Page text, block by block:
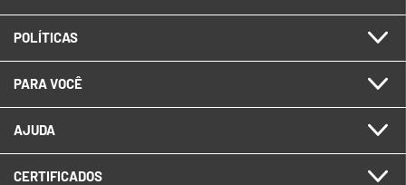
POLÍTICAS
PARA VOCÊ
AJUDA
CERTIFICADOS